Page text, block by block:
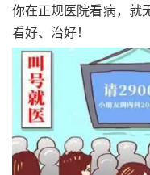
你在正规医院看病，就
看好、治好！